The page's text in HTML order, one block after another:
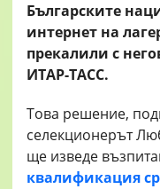
Българските
интернет на
прекалили с
ИТАР-ТАСС.
Това решение,
селекционерът
ще изведе
квалификация